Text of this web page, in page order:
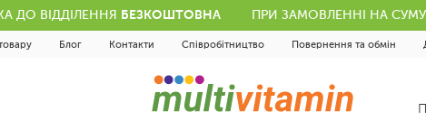
ДО ВІДДІЛЕННЯ БЕЗКОШТОВНА ПРИ ЗАМОВЛЕННІ НА
Блог Контакти Співробітництво Повернення та обмін